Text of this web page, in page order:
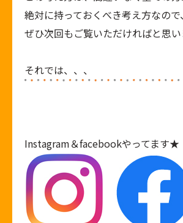
絶対に持っておくべき考え方なので、
ぜひ次回もご覧いただければと思い
それでは、、、
Instagram＆facebookやってます★